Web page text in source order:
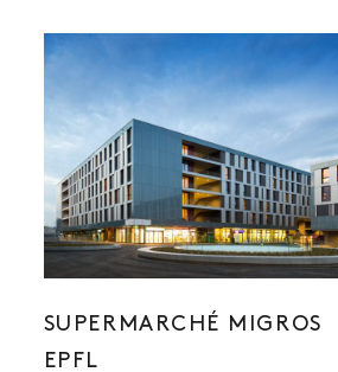
SUPERMARCHÉ MIGROS
EPFL